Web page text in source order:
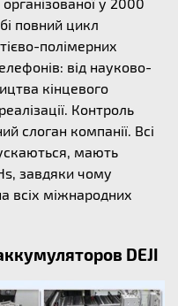
повний цикл
полімерних
від науково-
кінцевого
Контроль
слоган компанії. Всі
мають
завдяки чому
всіх міжнародних
DEJI